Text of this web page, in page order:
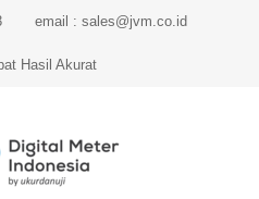
email : sales@jvm.co.id
Hasil Akurat